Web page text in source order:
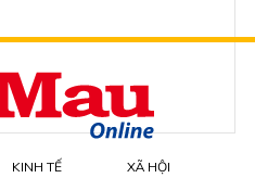
KINH TẾ XÃ HỘI